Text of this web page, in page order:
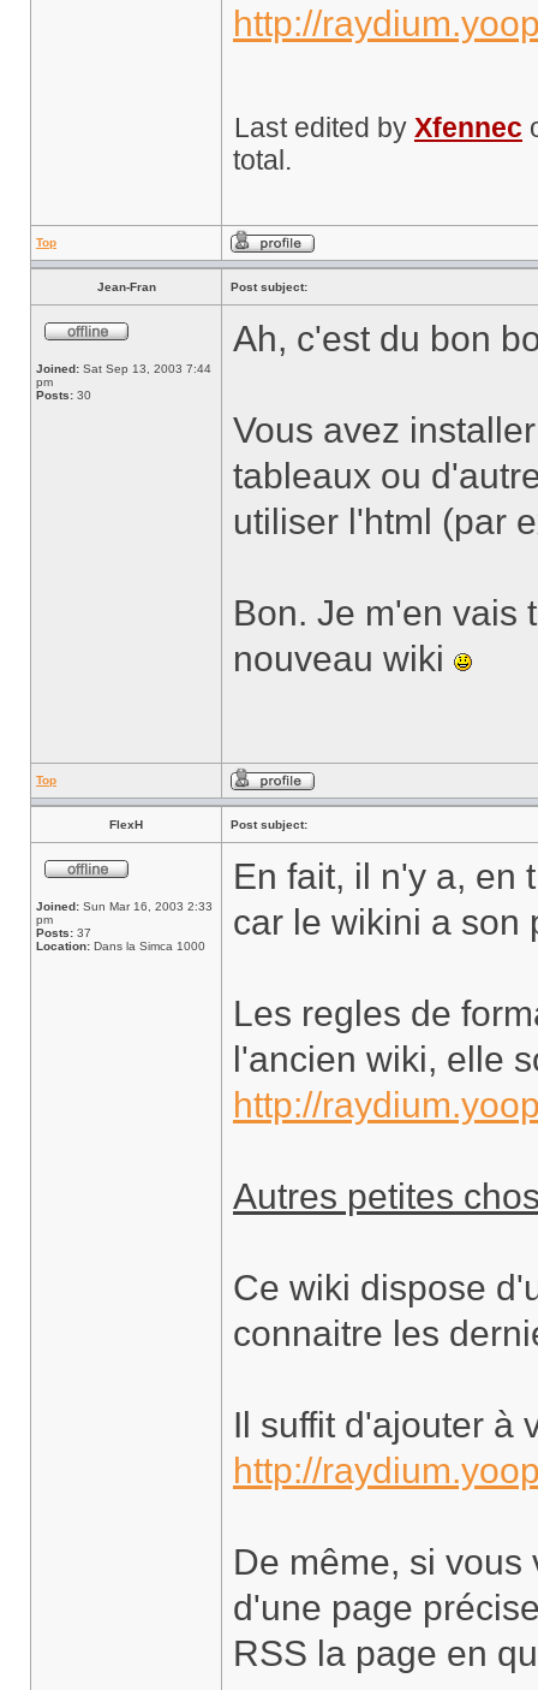
http://
Last edited by Xfennec
total.
Top
Jean-Fran Post subject:
Joined: Sat Sep 13, 2003 7:44
pm
Posts: 30
Ah, c'est du bon
Vous avez
tableaux ou
utiliser l'html (par
Bon. Je m'en vais
nouveau wiki
Top
FlexH Post subject:
Joined: Sun Mar 16, 2003 2:33
pm
Posts: 37
Location: Dans la Simca 1000
En fait, il n'y a, en
car le wikini a son
Les regles de
l'ancien wiki, elle
http://
Autres petites
Ce wiki dispose
connaitre les
Il suffit d'ajouter à
http://
De même, si
d'une page
RSS la page en